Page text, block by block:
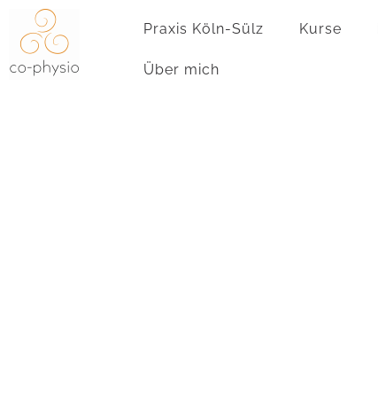
Inhalt
springen
Praxis Köln-Sülz Kurse
Über mich